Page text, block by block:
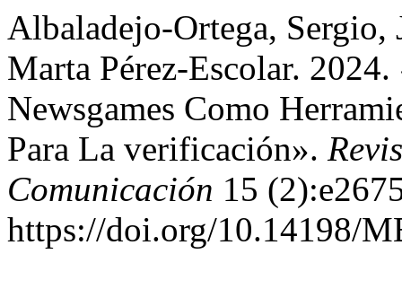
Albaladejo-Ortega, Sergio,
Marta Pérez-Escolar.
Newsgames Como
Para La verificación».
Comunicación 15
https://doi.org/10.14198/